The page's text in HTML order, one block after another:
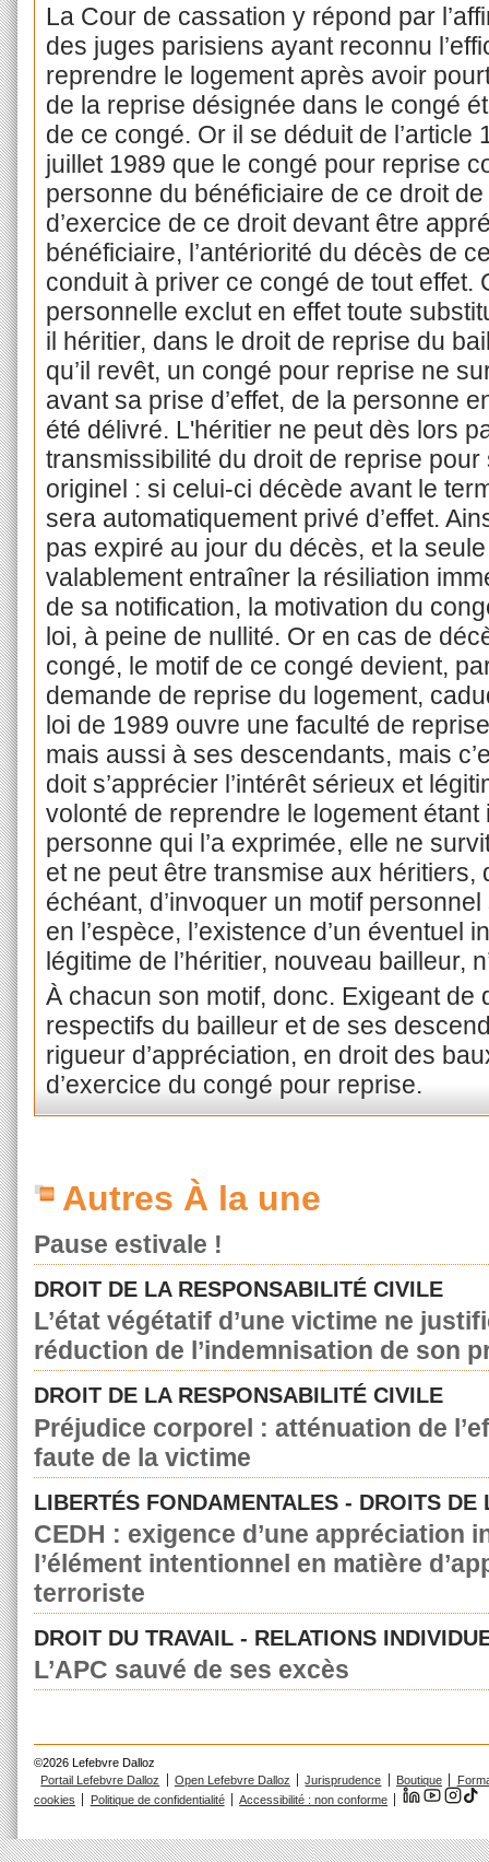
La Cour de cassation y répond par
des juges parisiens ayant reconnu
reprendre le logement après avoir
de la reprise désignée dans le congé
de ce congé. Or il se déduit de l’article
juillet 1989 que le congé pour reprise
personne du bénéficiaire de ce droit
d’exercice de ce droit devant être
bénéficiaire, l’antériorité du décès de
conduit à priver ce congé de tout effet.
personnelle exclut en effet toute
il héritier, dans le droit de reprise du
qu’il revêt, un congé pour reprise ne
avant sa prise d’effet, de la personne
été délivré. L'héritier ne peut dès lors
transmissibilité du droit de reprise
originel : si celui-ci décède avant le
sera automatiquement privé d’effet.
pas expiré au jour du décès, et la
valablement entraîner la résiliation
de sa notification, la motivation du
loi, à peine de nullité. Or en cas de
congé, le motif de ce congé devient,
demande de reprise du logement,
loi de 1989 ouvre une faculté de
mais aussi à ses descendants, mais
doit s’apprécier l’intérêt sérieux et
volonté de reprendre le logement
personne qui l’a exprimée, elle ne
et ne peut être transmise aux héritiers,
échéant, d’invoquer un motif
en l’espèce, l’existence d’un éventuel
légitime de l’héritier, nouveau bailleur,
À chacun son motif, donc. Exigeant
respectifs du bailleur et de ses
rigueur d’appréciation, en droit des
d’exercice du congé pour reprise.
Autres À la une
Pause estivale !
DROIT DE LA RESPONSABILITÉ CIVILE
L’état végétatif d’une victime ne
réduction de l’indemnisation de son
DROIT DE LA RESPONSABILITÉ CIVILE
Préjudice corporel : atténuation de
faute de la victime
LIBERTÉS FONDAMENTALES - DROITS DE
CEDH : exigence d’une appréciation
l’élément intentionnel en matière
terroriste
DROIT DU TRAVAIL - RELATIONS
L’APC sauvé de ses excès
©2026 Lefebvre Dalloz
Portail Lefebvre Dalloz
Open Lefebvre Dalloz Jurisprudence Boutique
cookies
Politique de confidentialité Accessibilité : non conforme